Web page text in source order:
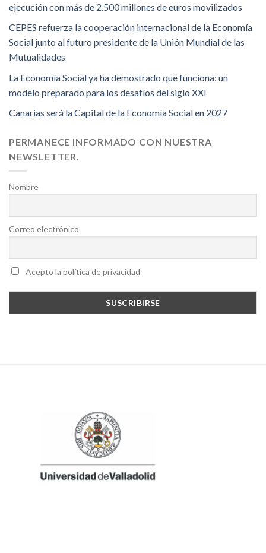
ejecución con más de 2.500 millones de euros movilizados
CEPES refuerza la cooperación internacional de la Economía
Social junto al futuro presidente de la Unión Mundial de las
Mutualidades
La Economía Social ya ha demostrado que funciona: un
modelo preparado para los desafíos del siglo XXI
Canarias será la Capital de la Economía Social en 2027
PERMANECE INFORMADO CON NUESTRA
NEWSLETTER.
Nombre
Correo electrónico
Acepto la política de privacidad